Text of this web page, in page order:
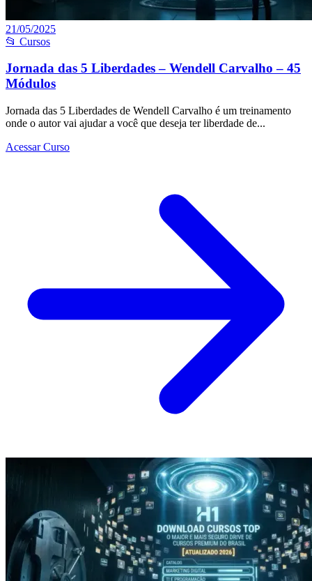
21/05/2025
📂 Cursos
Jornada das 5 Liberdades – Wendell Carvalho – 45
Módulos
Jornada das 5 Liberdades de Wendell Carvalho é um treinamento
onde o autor vai ajudar a você que deseja ter liberdade de...
Acessar Curso